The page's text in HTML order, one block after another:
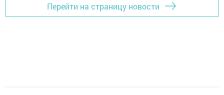
Перейти на страницу новости